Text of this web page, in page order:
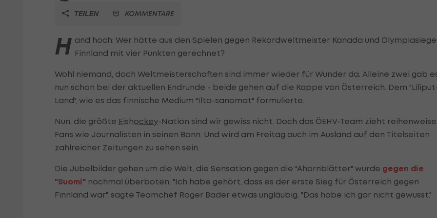
TEILEN KOMMENTARE
H and hoch: Wer hätte aus den Spielen gegen Rekordweltmeister Kanada und
Finnland mit vier Punkten gerechnet?
Wohl niemand, doch Weltmeisterschaften sind immer wieder für Wunder da. Alleine zwei gab
nun schon bei der aktuellen Endrunde - beide gehen auf die Kappe von Österreich. Dem
Land", wie es das finnische Medium "Ilta-sanomat" formulierte.
Nun, die größte Eishockey-Nation sind wir gewiss nicht. Doch das ÖEHV-Team zieht reihenweise
Fans wie Journalisten in seinen Bann. Und wird am Freitag auch im Ausland auf den Titelseiten
zahlreicher Zeitungen zu sehen sein.
Die Jubelbilder gehen um die Welt, die Sensation gegen die "Ahornblätter" wurde gegen die
"Suomi" nochmal überboten. "Ich habe gehört, dass es der erste Sieg für Österreich gegen
Finnland war", sagte Teamchef Roger Bader etwas ungläubig. "Das habe ich gar nicht gewusst."